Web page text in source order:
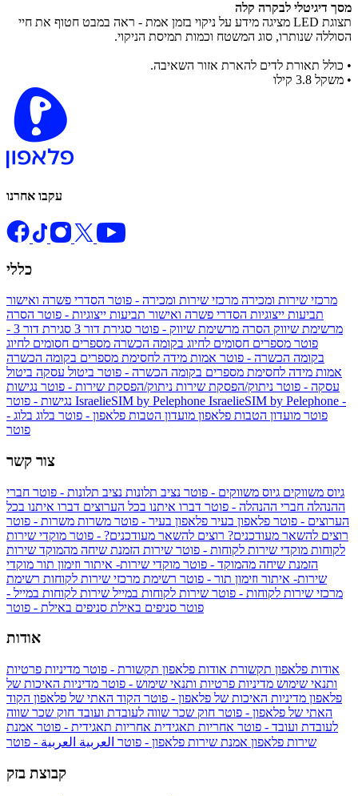
מסך דיגיטלי לבקרה קלה
תצוגת LED מציגה מידע על ניקוי בזמן אמת - ראה במבט חטוף את חיי
הסוללה שנותרו, סוג המשטח וכמות תמיסת הניקוי.
• כולל תאורת לדים להארת אזור השאיבה.
• ​משקל 3.8 קילו
עקבו אחרנו
כללי
מרכזי שירות ומכירה מרכזי שירות ומכירה - פוטר הסדרי פשרה ואישור
תביעות ייצוגיות הסדרי פשרה ואישור תביעות ייצוגיות - פוטר הסרה
מרשימת שיווק הסרה מרשימת שיווק - פוטר סגירת דור 3
סגירת דור 3 -
פוטר מספרים חסומים לחיוג בקומה הכשרה מספרים חסומים לחיוג
בקומה הכשרה - פוטר אמות מידה לחסימת מספרים בקומה הכשרה
אמות מידה לחסימת מספרים בקומה הכשרה - פוטר ביטול עסקה ביטול
עסקה - פוטר ניתוק/הפסקת שירות ניתוק/הפסקת שירות - פוטר נגישות
IsraelieSIM by Pelephone IsraelieSIM by Pelephone -
פוטר מועדון הטבות פלאפון מועדון הטבות פלאפון - פוטר בלוג בלוג -
פוטר
צור קשר
גיוס משווקים גיוס משווקים - פוטר נציב תלונות נציב תלונות - פוטר חברי
ההנהלה חברי ההנהלה - פוטר דברו איתנו בכל הערוצים דברו איתנו בכל
הערוצים - פוטר פלאפון בעיר פלאפון בעיר - פוטר משרות משרות - פוטר
רוצים להשאר מעודכנים? רוצים להשאר מעודכנים? - פוטר מוקדי שירות
לקוחות מוקדי שירות לקוחות - פוטר שירות הזמנת שיחה מהמוקד שירות
הזמנת שיחה מהמוקד - פוטר מוקדי שירות- איתור וזימון תור מוקדי
שירות- איתור וזימון תור - פוטר רשימת מרכזי שירות לקוחות רשימת
מרכזי שירות לקוחות - פוטר שירות לקוחות במייל שירות לקוחות במייל -
פוטר סניפים באילת סניפים באילת - פוטר
אודות
אודות פלאפון תקשורת אודות פלאפון תקשורת - פוטר מדיניות פרטיות
ותנאי שימוש מדיניות פרטיות ותנאי שימוש - פוטר מדיניות האיכות של
פלאפון מדיניות האיכות של פלאפון - פוטר הקוד האתי של פלאפון הקוד
האתי של פלאפון - פוטר חוק שכר שווה לעובדת ועובד חוק שכר שווה
לעובדת ועובד - פוטר אחריות תאגידית אחריות תאגידית - פוטר אמנת
שירות פלאפון אמנת שירות פלאפון - פוטר العربية العربية - פוטר
קבוצת בזק